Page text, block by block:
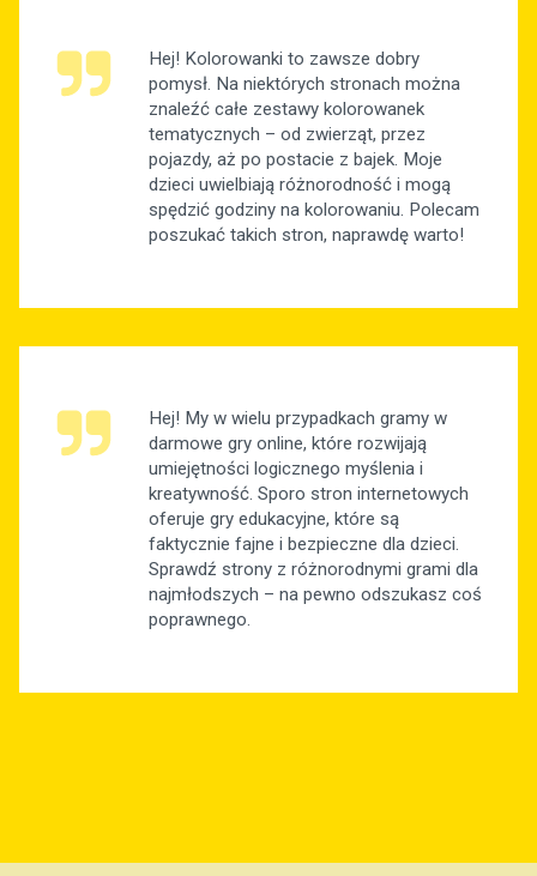
Hej! Kolorowanki to zawsze dobry
pomysł. Na niektórych stronach można
znaleźć całe zestawy kolorowanek
tematycznych – od zwierząt, przez
pojazdy, aż po postacie z bajek. Moje
dzieci uwielbiają różnorodność i mogą
spędzić godziny na kolorowaniu. Polecam
poszukać takich stron, naprawdę warto!
Hej! My w wielu przypadkach gramy w
darmowe gry online, które rozwijają
umiejętności logicznego myślenia i
kreatywność. Sporo stron internetowych
oferuje gry edukacyjne, które są
faktycznie fajne i bezpieczne dla dzieci.
Sprawdź strony z różnorodnymi grami dla
najmłodszych – na pewno odszukasz coś
poprawnego.